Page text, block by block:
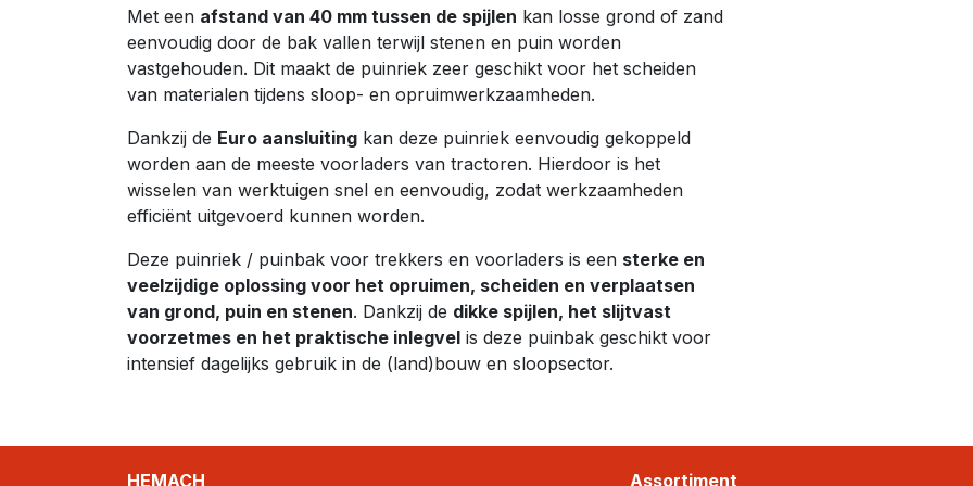
Met een afstand van 40 mm tussen de spijlen kan losse grond of zand
eenvoudig door de bak vallen terwijl stenen en puin worden
vastgehouden. Dit maakt de puinriek zeer geschikt voor het scheiden
van materialen tijdens sloop- en opruimwerkzaamheden.
Dankzij de Euro aansluiting kan deze puinriek eenvoudig gekoppeld
worden aan de meeste voorladers van tractoren. Hierdoor is het
wisselen van werktuigen snel en eenvoudig, zodat werkzaamheden
efficiënt uitgevoerd kunnen worden.
Deze puinriek / puinbak voor trekkers en voorladers is een sterke en
veelzijdige oplossing voor het opruimen, scheiden en verplaatsen
van grond, puin en stenen. Dankzij de dikke spijlen, het slijtvast
voorzetmes en het praktische inlegvel is deze puinbak geschikt voor
intensief dagelijks gebruik in de (land)bouw en sloopsector.
HEMACH Assortiment